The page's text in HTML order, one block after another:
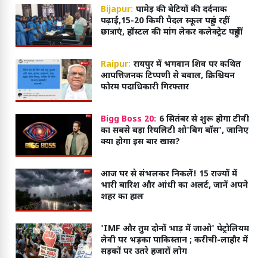
Bijapur: पामेड़ की बेटियों की दर्दनाक
पढ़ाई,15-20 किमी पैदल स्कूल पहुंच रहीं
छात्राएं, हॉस्टल की मांग लेकर कलेक्ट्रेट पहुंचीं
Raipur: रायपुर में भगवान शिव पर कथित
आपत्तिजनक टिप्पणी से बवाल, क्रिश्चियन
फोरम पदाधिकारी गिरफ्तार
Bigg Boss 20: 6 सितंबर से शुरू होगा टीवी
का सबसे बड़ा रियलिटी शो'बिग बॉस', जानिए
क्या होगा इस बार खास?
आज घर से संभलकर निकलें! 15 राज्यों में
भारी बारिश और आंधी का अलर्ट, जानें अपने
शहर का हाल
'IMF और तुम दोनों भाड़ में जाओ' पेट्रोलियम
लेवी पर भड़का पाकिस्तान ; करीची-लाहौर में
सड़कों पर उतरे हजारों लोग